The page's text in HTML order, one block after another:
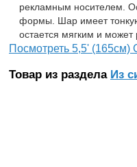
рекламным носителем.
формы. Шар имеет
остается мягким и может
Посмотреть 5,5' (165см)
Товар из раздела Из